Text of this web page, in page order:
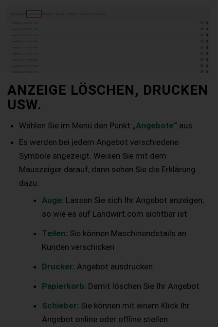
ANZEIGE LÖSCHEN, DRUCKEN
USW.
Wählen Sie im Menü den Punkt „Angebote“ aus
Es werden bei jedem Angebot verschiedene
Symbole angezeigt. Weisen Sie mit dem
Mauszeiger darauf, dann sehen Sie die Erklärung
dazu:
Auge: Lassen Sie sich Ihr Angebot anzeigen,
so wie es auf Landwirt.com sichtbar ist
Teilen: Sie können Maschinendetails an
Kunden verschicken
Drucker: Angebot ausdrucken
Papierkorb: Damit löschen Sie Ihr Angebot
Schieber: Sie können mit einem Klick Ihr
Angebot online oder offline stellen